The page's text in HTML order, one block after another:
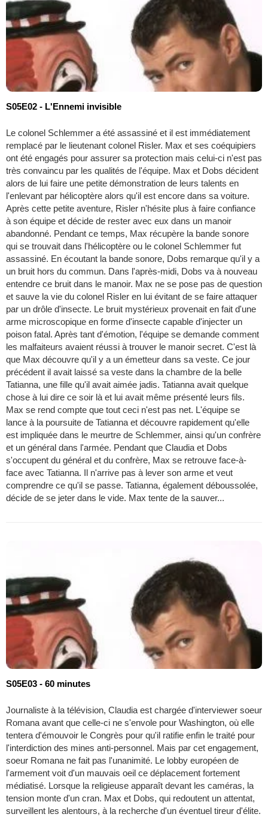
S05E02 - L'Ennemi invisible
Le colonel Schlemmer a été assassiné et il est immédiatement
remplacé par le lieutenant colonel Risler. Max et ses coéquipiers
ont été engagés pour assurer sa protection mais celui-ci n'est pas
très convaincu par les qualités de l'équipe. Max et Dobs décident
alors de lui faire une petite démonstration de leurs talents en
l'enlevant par hélicoptère alors qu'il est encore dans sa voiture.
Après cette petite aventure, Risler n'hésite plus à faire confiance
à son équipe et décide de rester avec eux dans un manoir
abandonné. Pendant ce temps, Max récupère la bande sonore
qui se trouvait dans l'hélicoptère ou le colonel Schlemmer fut
assassiné. En écoutant la bande sonore, Dobs remarque qu'il y a
un bruit hors du commun. Dans l'après-midi, Dobs va à nouveau
entendre ce bruit dans le manoir. Max ne se pose pas de question
et sauve la vie du colonel Risler en lui évitant de se faire attaquer
par un drôle d'insecte. Le bruit mystérieux provenait en fait d'une
arme microscopique en forme d'insecte capable d'injecter un
poison fatal. Après tant d'émotion, l'équipe se demande comment
les malfaiteurs avaient réussi à trouver le manoir secret. C'est là
que Max découvre qu'il y a un émetteur dans sa veste. Ce jour
précédent il avait laissé sa veste dans la chambre de la belle
Tatianna, une fille qu'il avait aimée jadis. Tatianna avait quelque
chose à lui dire ce soir là et lui avait même présenté leurs fils.
Max se rend compte que tout ceci n'est pas net. L'équipe se
lance à la poursuite de Tatianna et découvre rapidement qu'elle
est impliquée dans le meurtre de Schlemmer, ainsi qu'un confrère
et un général dans l'armée. Pendant que Claudia et Dobs
s'occupent du général et du confrère, Max se retrouve face-à-
face avec Tatianna. Il n'arrive pas à lever son arme et veut
comprendre ce qu'il se passe. Tatianna, également déboussolée,
décide de se jeter dans le vide. Max tente de la sauver...
S05E03 - 60 minutes
Journaliste à la télévision, Claudia est chargée d'interviewer soeur
Romana avant que celle-ci ne s'envole pour Washington, où elle
tentera d'émouvoir le Congrès pour qu'il ratifie enfin le traité pour
l'interdiction des mines anti-personnel. Mais par cet engagement,
soeur Romana ne fait pas l'unanimité. Le lobby européen de
l'armement voit d'un mauvais oeil ce déplacement fortement
médiatisé. Lorsque la religieuse apparaît devant les caméras, la
tension monte d'un cran. Max et Dobs, qui redoutent un attentat,
surveillent les alentours, à la recherche d'un éventuel tireur d'élite.